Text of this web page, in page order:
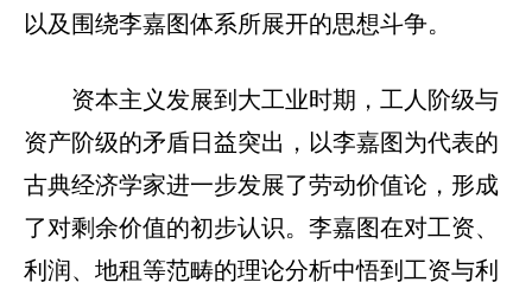
以及围绕李嘉图体系所展开的思想斗争。
资本主义发展到大工业时期，工人阶级与
资产阶级的矛盾日益突出，以李嘉图为代表的
古典经济学家进一步发展了劳动价值论，形成
了对剩余价值的初步认识。李嘉图在对工资、
利润、地租等范畴的理论分析中悟到工资与利